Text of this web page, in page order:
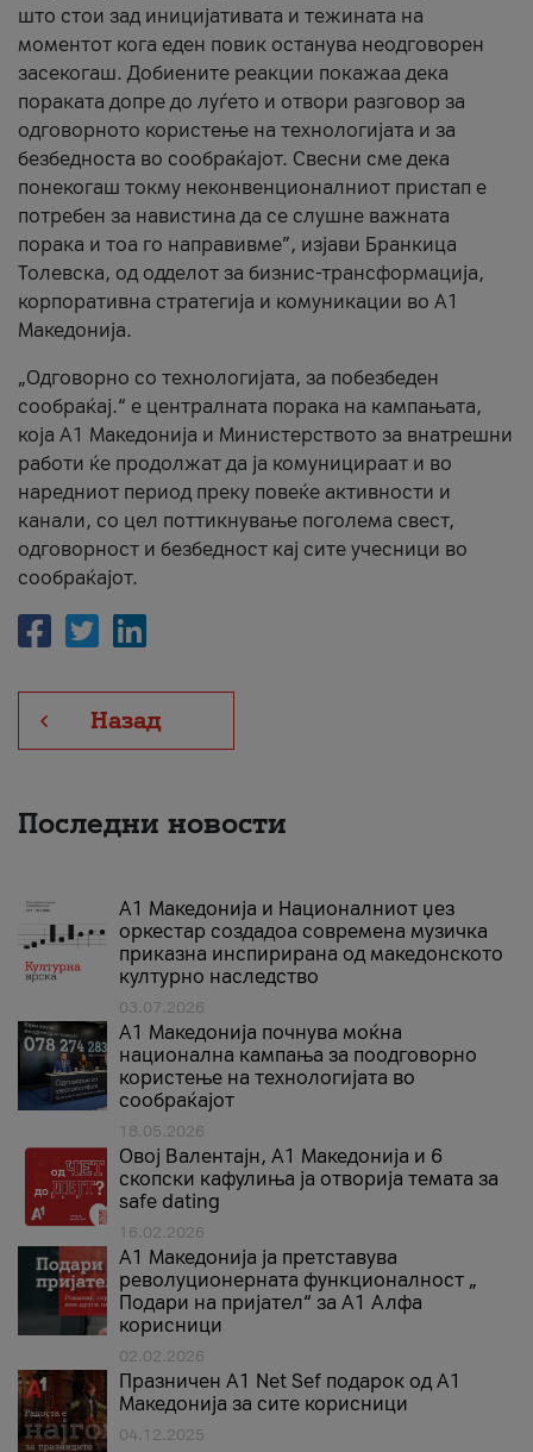
што стои зад иницијативата и тежината на
моментот кога еден повик останува неодговорен
засекогаш. Добиените реакции покажаа дека
пораката допре до луѓето и отвори разговор за
одговорното користење на технологијата и за
безбедноста во сообраќајот. Свесни сме дека
понекогаш токму неконвенционалниот пристап е
потребен за навистина да се слушне важната
порака и тоа го направивме”, изјави Бранкица
Толевска, од одделот за бизнис-трансформација,
корпоративна стратегија и комуникации во А1
Македонија.
„Одговорно со технологијата, за побезбеден
сообраќај.“ е централната порака на кампањата,
која A1 Македонија и Министерството за внатрешни
работи ќе продолжат да ја комуницираат и во
наредниот период преку повеќе активности и
канали, со цел поттикнување поголема свест,
одговорност и безбедност кај сите учесници во
сообраќајот.
Назад
Последни новости
А1 Македонија и Националниот џез
оркестар создадоа современа музичка
приказна инспирирана од македонското
културно наследство
03.07.2026
A1 Македонија почнува моќна
национална кампања за поодговорно
користење на технологијата во
сообраќајот
18.05.2026
Овој Валентајн, A1 Македонија и 6
скопски кафулиња ја отворија темата за
safe dating
16.02.2026
А1 Македонија ја претставува
револуционерната функционалност „
Подари на пријател“ за А1 Алфа
корисници
02.02.2026
Празничен A1 Net Sеf подарок од А1
Македонија за сите корисници
04.12.2025